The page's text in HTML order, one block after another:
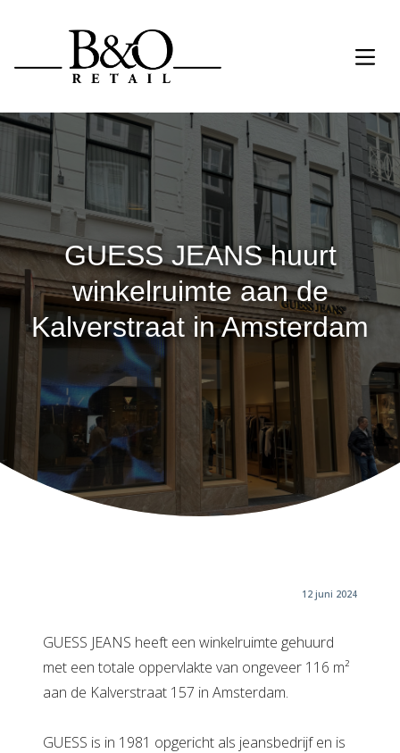
GUESS JEANS huurt
winkelruimte aan de
Kalverstraat in Amsterdam
12 juni 2024
GUESS JEANS heeft een winkelruimte gehuurd
met een totale oppervlakte van ongeveer 116 m²
aan de Kalverstraat 157 in Amsterdam.
GUESS is in 1981 opgericht als jeansbedrijf en is